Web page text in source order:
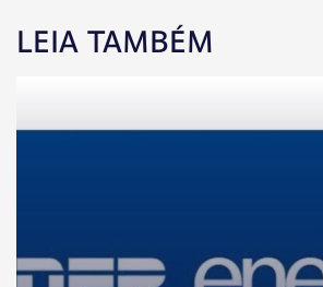
LEIA TAMBÉM